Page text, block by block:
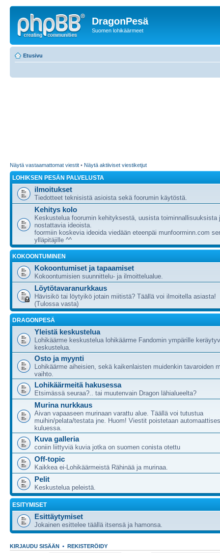
DragonPesä
Suomen lohikäärmeet
Etusivu
Näytä vastaamattomat viestit • Näytä aktiiviset viestiketjut
LOHIKSEN PESÄN PALVELUSTA
ilmoitukset
Tiedotteet teknisistä asioista sekä foorumin käytöstä.
Kehitys kolo
Keskustelua foorumin kehityksestä, uusista toiminnallisuuksista
nostattavia ideoista.
foormiin koskevia ideoida viedään eteenpäi munfoorminn.com
ylläpitäjille ^^
KOKOONTUMINEN
Kokoontumiset ja tapaamiset
Kokoontumisien suunnittelu- ja ilmoittelualue.
Löytötavaranurkkaus
Hävisikö tai löytyikö jotain miitistä? Täällä voi ilmoitella asiasta!
(Tulossa vasta)
DRAGONPESÄ
Yleistä keskustelua
Lohikäärme keskustelua lohikäärme Fandomin ympärille
keskustelua.
Osto ja myynti
Lohikäärme aiheisien, sekä kaikenlaisten muidenkin tavaroiden
vaihto.
Lohikäärmeitä hakusessa
Etsimässä seuraa?.. tai muutenvain Dragon lähialueelta?
Murina nurkkaus
Aivan vapaaseen murinaan varattu alue. Täällä voi tutustua
muihin/pelata/testata jne. Huom! Viestit poistetaan
kuluessa.
Kuva galleria
coniin liittyviä kuvia jotka on suomen conista otettu
Off-topic
Kaikkea ei-Lohikäärmeistä Rähinää ja murinaa.
Pelit
Keskustelua peleistä.
ESITYMISET
Esittäytymiset
Jokainen esittelee täällä itsensä ja hamonsa.
KIRJAUDU SISÄÄN • REKISTERÖIDY